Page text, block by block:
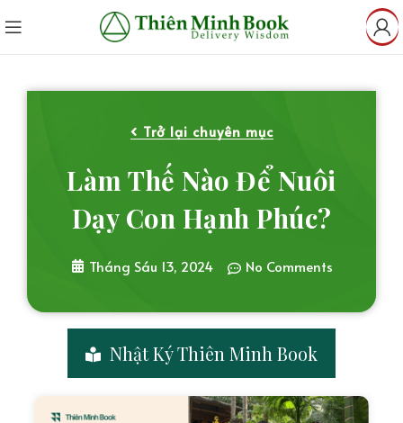
Trở lại chuyên mục
Làm Thế Nào Để Nuôi
Dạy Con Hạnh Phúc?
Tháng Sáu 13, 2024 No Comments
Nhật Ký Thiên Minh Book